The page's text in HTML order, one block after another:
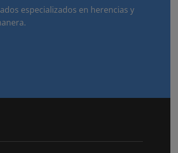
especializados en herencias y